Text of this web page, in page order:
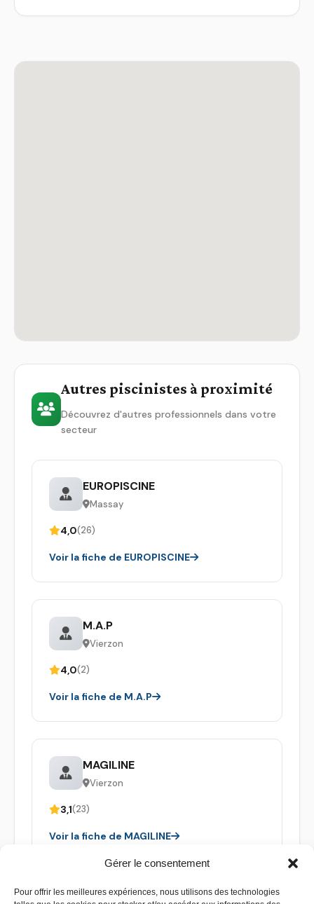
Gérer le consentement
Pour offrir les meilleures expériences, nous utilisons des technologies
Autres piscinistes à proximité
Découvrez d'autres professionnels dans votre
secteur
EUROPISCINE
Massay
4,0(26)
Voir la fiche de EUROPISCINE
M.A.P
Vierzon
4,0(2)
Voir la fiche de M.A.P
MAGILINE
Vierzon
3,1(23)
Voir la fiche de MAGILINE